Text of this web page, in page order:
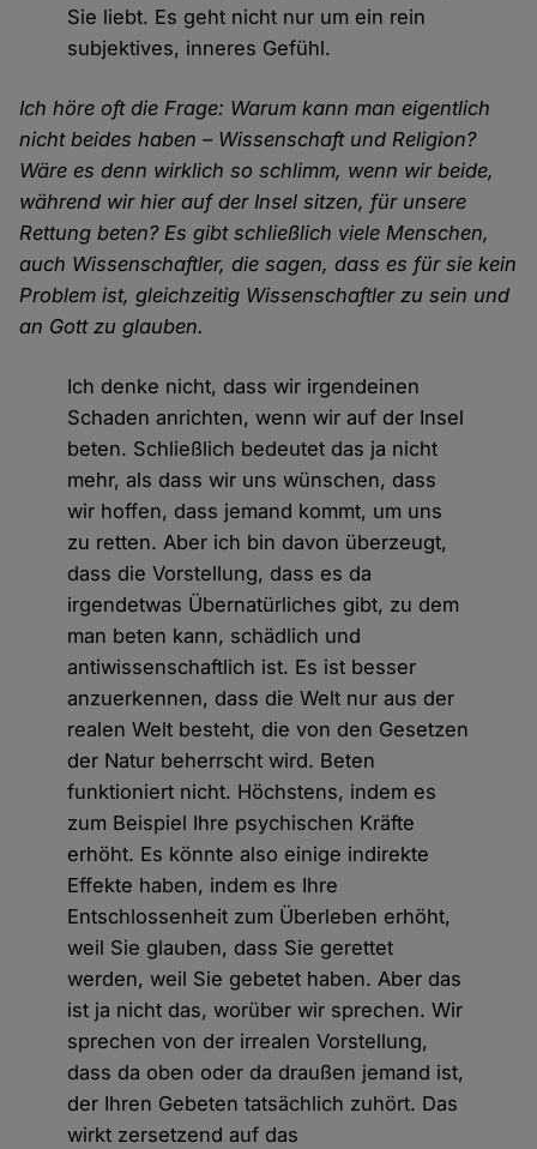
Sie liebt. Es geht nicht nur um ein rein
subjektives, inneres Gefühl.
Ich höre oft die Frage: Warum kann man eigentlich
nicht beides haben – Wissenschaft und Religion?
Wäre es denn wirklich so schlimm, wenn wir beide,
während wir hier auf der Insel sitzen, für unsere
Rettung beten? Es gibt schließlich viele Menschen,
auch Wissenschaftler, die sagen, dass es für sie kein
Problem ist, gleichzeitig Wissenschaftler zu sein und
an Gott zu glauben.
Ich denke nicht, dass wir irgendeinen
Schaden anrichten, wenn wir auf der Insel
beten. Schließlich bedeutet das ja nicht
mehr, als dass wir uns wünschen, dass
wir hoffen, dass jemand kommt, um uns
zu retten. Aber ich bin davon überzeugt,
dass die Vorstellung, dass es da
irgendetwas Übernatürliches gibt, zu dem
man beten kann, schädlich und
antiwissenschaftlich ist. Es ist besser
anzuerkennen, dass die Welt nur aus der
realen Welt besteht, die von den Gesetzen
der Natur beherrscht wird. Beten
funktioniert nicht. Höchstens, indem es
zum Beispiel Ihre psychischen Kräfte
erhöht. Es könnte also einige indirekte
Effekte haben, indem es Ihre
Entschlossenheit zum Überleben erhöht,
weil Sie glauben, dass Sie gerettet
werden, weil Sie gebetet haben. Aber das
ist ja nicht das, worüber wir sprechen. Wir
sprechen von der irrealen Vorstellung,
dass da oben oder da draußen jemand ist,
der Ihren Gebeten tatsächlich zuhört. Das
wirkt zersetzend auf das